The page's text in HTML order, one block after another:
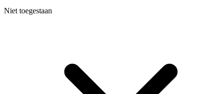
Niet toegestaan